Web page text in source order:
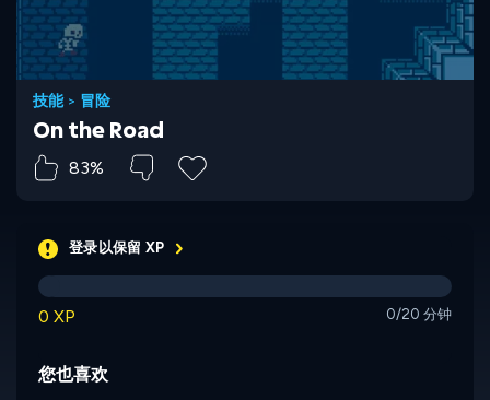
技能> 冒险
On the Road
83%
登录以保留 XP
0 XP 0/20 分钟
您也喜欢